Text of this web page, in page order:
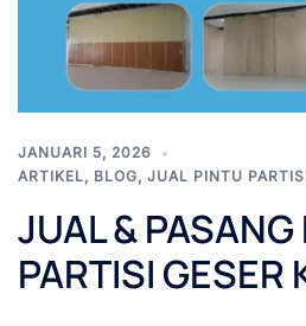
JANUARI 5, 2026
ARTIKEL, BLOG, JUAL PINTU
JUAL & PASANG
PARTISI GESER